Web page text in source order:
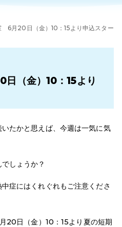
6月20日（金）10：15より申込スター
（金）10：15より
たかと思えば、今週は一気に気
しょうか？
症にはくれぐれもご注意くださ
20日（金）10：15より夏の短期